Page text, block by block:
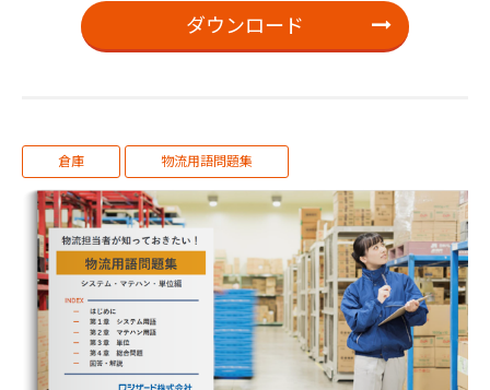
ダウンロード
倉庫 物流用語問題集